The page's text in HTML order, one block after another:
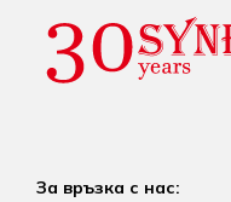
За връзка с нас: